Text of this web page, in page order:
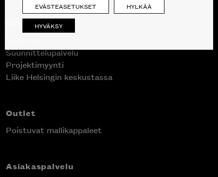
Skanno
Suunnittelupalvelu
Projektimyynti
Liike Helsingin keskustassa
Outlet
Poistuvat mallikappaleet
Asiakaspalvelu
EVÄSTEASETUKSET HYLKÄÄ
HYVÄKSY